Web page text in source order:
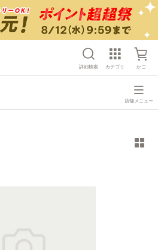
詳細検索 カテゴリ かご
店舗メニュー